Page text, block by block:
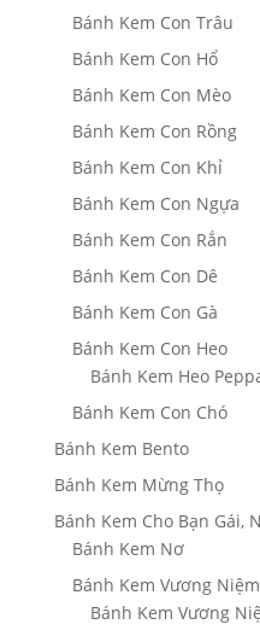
Bánh Kem Con Trâu
Bánh Kem Con Hổ
Bánh Kem Con Mèo
Bánh Kem Con Rồng
Bánh Kem Con Khỉ
Bánh Kem Con Ngựa
Bánh Kem Con Rắn
Bánh Kem Con Dê
Bánh Kem Con Gà
Bánh Kem Con Heo
Bánh Kem Heo
Bánh Kem Con Chó
Bánh Kem Bento
Bánh Kem Mừng Thọ
Bánh Kem Cho Bạn Gái,
Bánh Kem Nơ
Bánh Kem Vương Niệm
Bánh Kem Vương